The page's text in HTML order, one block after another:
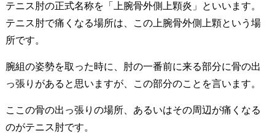
テニス肘の正式名称を「上腕骨外側上顆炎」といいます。
テニス肘で痛くなる場所は、この上腕骨外側上顆という場
所です。
腕組の姿勢を取った時に、肘の一番前に来る部分に骨の出
っ張りがあると思いますが、この部分のことを言います。
ここの骨の出っ張りの場所、あるいはその周辺が痛くなる
のがテニス肘です。